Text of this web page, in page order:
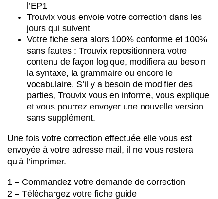
l’EP1
Trouvix vous envoie votre correction dans les
jours qui suivent
Votre fiche sera alors 100% conforme et 100%
sans fautes : Trouvix repositionnera votre
contenu de façon logique, modifiera au besoin
la syntaxe, la grammaire ou encore le
vocabulaire. S’il y a besoin de modifier des
parties, Trouvix vous en informe, vous explique
et vous pourrez envoyer une nouvelle version
sans supplément.
Une fois votre correction effectuée elle vous est
envoyée à votre adresse mail, il ne vous restera
qu’à l’imprimer.
1 – Commandez votre demande de correction
2 – Téléchargez votre fiche guide